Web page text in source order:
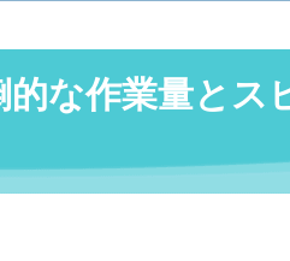
な作業量とス